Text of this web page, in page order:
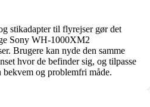
stikadapter til flyrejser gør det
Sony WH-1000XM2
Brugere kan nyde den samme
hvor de befinder sig, og tilpasse
og problemfri måde.